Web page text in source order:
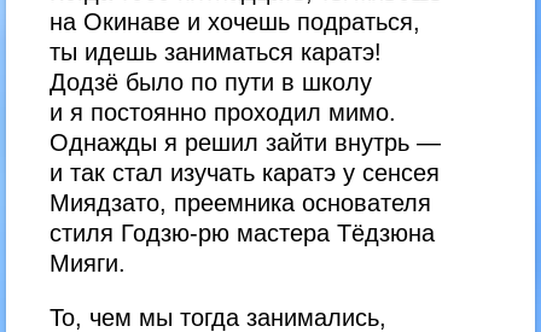
на Окинаве и хочешь подраться,
ты идешь заниматься каратэ!
Додзё было по пути в школу
и я постоянно проходил мимо.
Однажды я решил зайти внутрь —
и так стал изучать каратэ у сенсея
Миядзато, преемника основателя
стиля Годзю-рю мастера Тёдзюна
Мияги.
То, чем мы тогда занимались,